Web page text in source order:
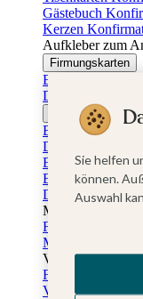
Gästebuch
Kerzen
Aufkleber zum
Firmungskarten
Einladungskarten
Dankeskarten
Einladungskarten
Dankeskarten
Danksagung
Muttertag
Fotogeschenke
Muttertagskarten
Vatertag
Fotogeschenke
Vatertagskarten
Sie helfen
können.
Auswahl